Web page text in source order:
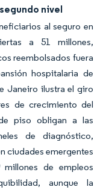
nivel
al seguro en
a 51 millones,
reembolsados fuera
hospitalaria de
Janeiro ilustra el giro
de crecimiento del
piso obligan a las
de diagnóstico,
ciudades emergentes
de empleos
aunque la